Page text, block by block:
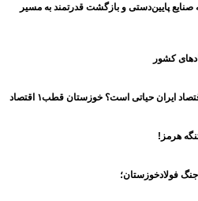
پایین‌دستی و بازگشت قدرتمند به مسیر
ایران حیاتی است؟ خوزستان قطب۱ اقتصاد
هرمز!
فولادخوزستان؛